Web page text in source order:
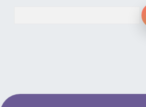
giriş adresi